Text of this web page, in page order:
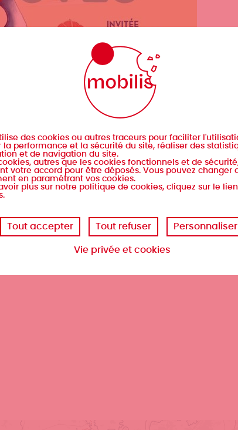
des cookies ou autres traceurs pour faciliter
la performance et la sécurité du site, réaliser des
et de navigation du site.
autres que les cookies fonctionnels et de
votre accord pour être déposés. Vous pouvez changer
en paramétrant vos cookies.
plus sur notre politique de cookies, cliquez sur le
Tout accepter Tout refuser Personnaliser
Vie privée et cookies